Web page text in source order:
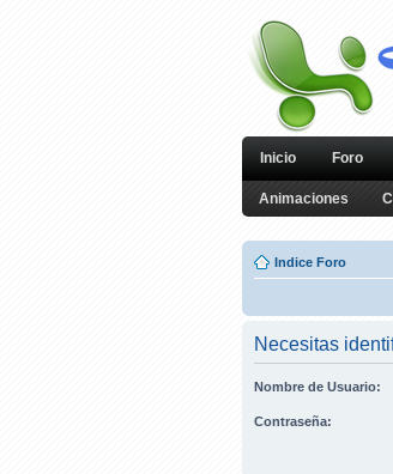
Inicio Foro
Animaciones
Indice Foro
Necesitas
Nombre de Usuario:
Contraseña: